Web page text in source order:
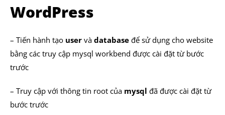
WordPress
– Tiến hành tạo user và database để sử dụng cho website
bằng các truy cập mysql workbend được cài đặt từ bước
trước
– Truy cập với thông tin root của mysql đã được cài đặt từ
bước trước